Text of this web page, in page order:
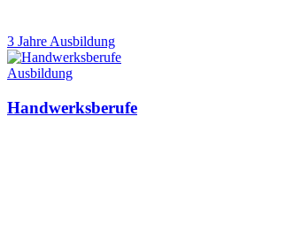
3 Jahre Ausbildung
Ausbildung
Handwerksberufe